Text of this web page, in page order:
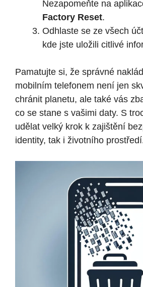
Nezapomeňte na
Factory Reset.
Odhlaste se ze všech
kde jste uložili citlivé
Pamatujte si, že správné
mobilním telefonem není jen
chránit planetu, ale také vás
co se stane s vašimi daty. S
udělat velký krok k zajištění
identity, tak i životního